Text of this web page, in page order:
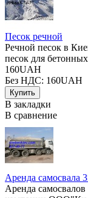
Песок речной
Речной песок в
песок для
160UAH
Без НДС: 160UAH
В закладки
В сравнение
Аренда самосвала
Аренда